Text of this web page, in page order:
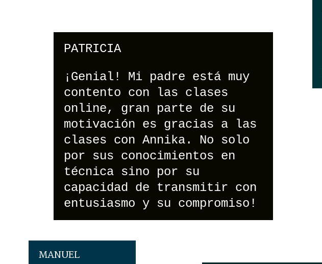
PATRICIA
¡Genial! Mi padre está muy
contento con las clases
online, gran parte de su
motivación es gracias a las
clases con Annika. No solo
por sus conocimientos en
técnica sino por su
capacidad de transmitir con
entusiasmo y su compromiso!
MANUEL